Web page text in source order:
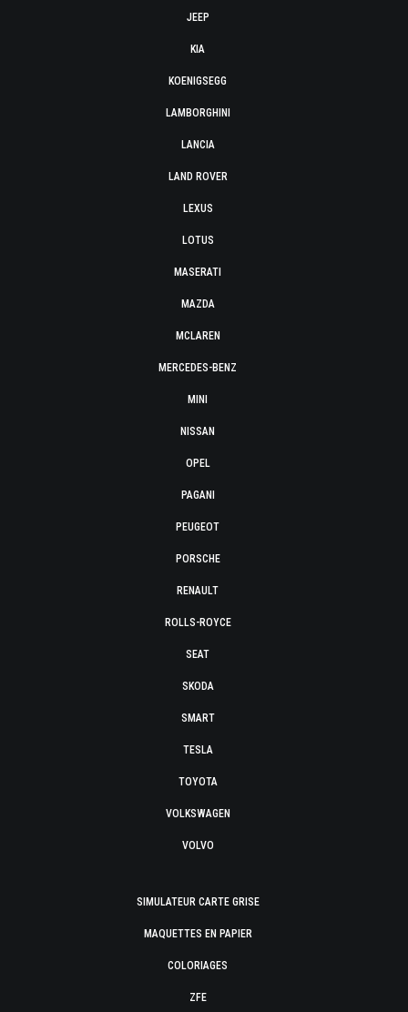
JEEP
KIA
KOENIGSEGG
LAMBORGHINI
LANCIA
LAND ROVER
LEXUS
LOTUS
MASERATI
MAZDA
MCLAREN
MERCEDES-BENZ
MINI
NISSAN
OPEL
PAGANI
PEUGEOT
PORSCHE
RENAULT
ROLLS-ROYCE
SEAT
SKODA
SMART
TESLA
TOYOTA
VOLKSWAGEN
VOLVO
SIMULATEUR CARTE GRISE
MAQUETTES EN PAPIER
COLORIAGES
ZFE